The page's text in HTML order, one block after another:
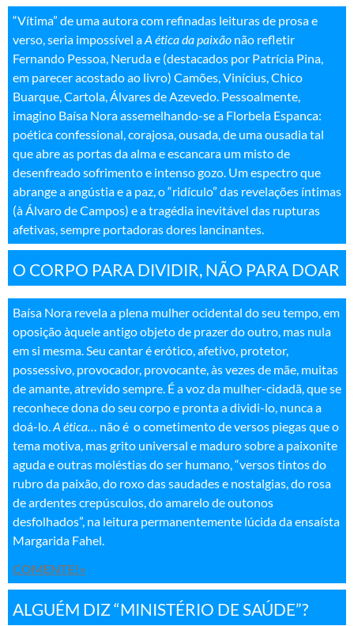
“Vítima” de uma autora com refinadas leituras de prosa e
verso, seria impossível aA ética da paixão não refletir
Fernando Pessoa, Neruda e (destacados por Patrícia Pina,
em parecer acostado ao livro) Camões, Vinícius, Chico
Buarque, Cartola, Álvares de Azevedo. Pessoalmente,
imagino Baísa Nora assemelhando-se a Florbela Espanca:
poética confessional, corajosa, ousada, de uma ousadia tal
que abre as portas da alma e escancara um misto de
desenfreado sofrimento e intenso gozo. Um espectro que
abrange a angústia e a paz, o “ridículo” das revelações íntimas
(à Álvaro de Campos) e a tragédia inevitável das rupturas
afetivas, sempre portadoras dores lancinantes
O CORPO PARA DIVIDIR, NÃO PARA DOAR
Baísa Nora revela a plena mulher ocidental do seu tempo, em
oposição àquele antigo objeto de prazer do outro, mas nula
em si mesma. Seu cantar é erótico, afetivo, protetor,
possessivo, provocador, provocante, às vezes de mãe, muitas
de amante, atrevido sempre. É a voz da mulher-cidadã, que se
reconhece dona do seu corpo e pronta a dividi-lo, nunca a
doá-lo. A ética…
não é o cometimento de versos piegas que o
tema motiva, mas grito universal e maduro sobre a paixonite
aguda e outras moléstias do ser humano, “versos tintos do
rubro da paixão, do roxo das saudades e nostalgias, do rosa
de ardentes crepúsculos, do amarelo de outonos
desfolhados”, na leitura permanentemente lúcida da ensaísta
Margarida Fahel
COMENTE!»
ALGUÉM DIZ “MINISTÉRIO DE SAÚDE”?